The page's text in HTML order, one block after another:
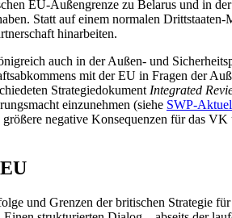
EU-Außengrenze zu Belarus und in
Statt auf einem normalen
hinarbeiten.
auch in der Außen- und
mit der EU in Fragen der
Strategiedokument Integrated
einzunehmen (siehe SWP-
negative Konsequenzen für das
und Grenzen der britischen Strategie